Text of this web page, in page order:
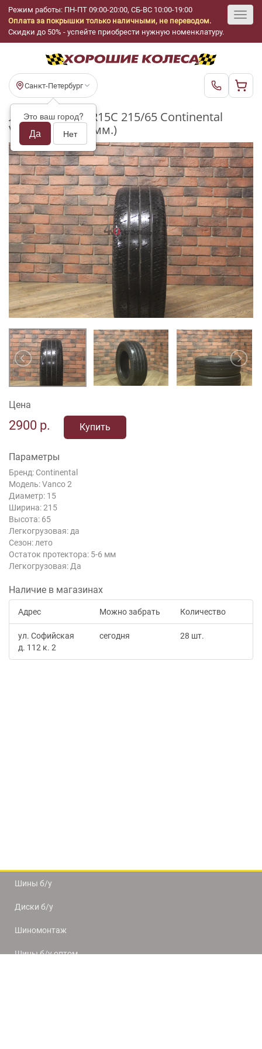
Режим работы: ПН-ПТ 09:00-20:00, СБ-ВС 10:00-19:00
Оплата за покрышки только наличными, не переводом.
Скидки до 50% - успейте приобрести нужную номенклатуру.
Санкт-Петербург
Это ваш город?
Да Нет
Летние шины R15C 215/65 Continental
Vanco 2 бу (5-6 мм.)
Цена
2900 р. Купить
Параметры
Бренд: Continental
Модель: Vanco 2
Диаметр: 15
Ширина: 215
Высота: 65
Легкогрузовая: да
Сезон: лето
Остаток протектора: 5-6 мм
Легкогрузовая: Да
Наличие в магазинах
Адрес Можно забрать Количество
ул. Софийская
д. 112 к. 2
сегодня 28 шт.
Шины б/у
Диски б/у
Шиномонтаж
Шины б/у оптом